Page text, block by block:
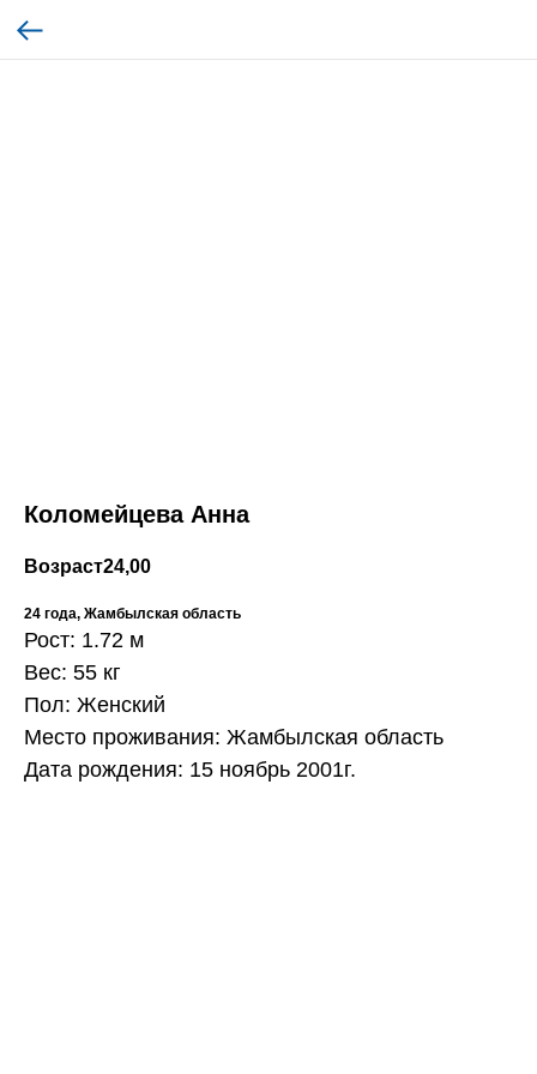
Коломейцева Анна
Возраст24,00
24 года, Жамбылская область
Рост: 1.72 м
Вес: 55 кг
Пол: Женский
Место проживания: Жамбылская область
Дата рождения: 15 ноябрь 2001г.